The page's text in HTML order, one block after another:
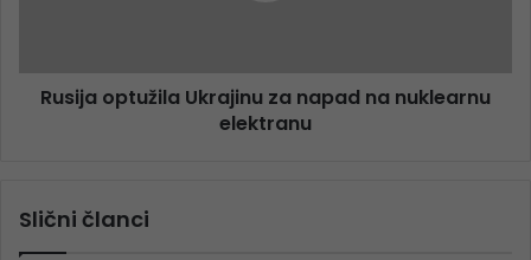
Rusija optužila Ukrajinu za napad na nuklearnu
elektranu
Slični članci